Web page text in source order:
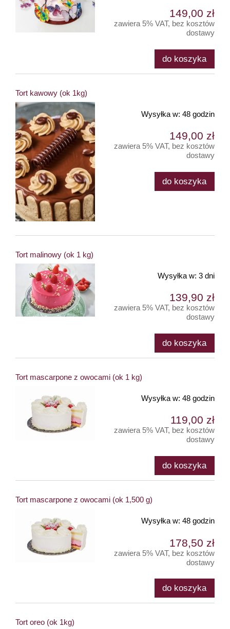
149,00 zł
zawiera 5% VAT, bez kosztów
dostawy
do koszyka
Tort kawowy (ok 1kg)
Wysyłka w: 48 godzin
149,00 zł
zawiera 5% VAT, bez kosztów
dostawy
do koszyka
Tort malinowy (ok 1 kg)
Wysyłka w: 3 dni
139,90 zł
zawiera 5% VAT, bez kosztów
dostawy
do koszyka
Tort mascarpone z owocami (ok 1 kg)
Wysyłka w: 48 godzin
119,00 zł
zawiera 5% VAT, bez kosztów
dostawy
do koszyka
Tort mascarpone z owocami (ok 1,500 g)
Wysyłka w: 48 godzin
178,50 zł
zawiera 5% VAT, bez kosztów
dostawy
do koszyka
Tort oreo (ok 1kg)